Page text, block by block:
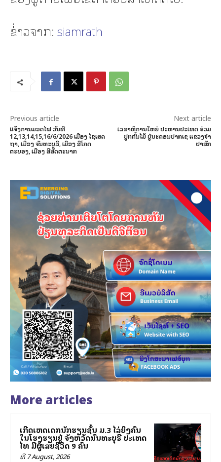
ຂ່່າວຈາກ: siamrath
Previous article
ແຈ້ງການມອດໄຟ ວັນທີ
12,13,14,15,16/6/2026 ເມືອງ ໄຊເສດ
ຖາ, ເມືອງ ຈັນທະບູລີ, ເມືອງ ສີໂຄດ
ຕະບອງ, ເມືອງ ສີສັດຕະນາກ
Next article
ເລຂາທິການໃຫຍ່ ປະທານປະເທດ ຮ່ວມ
ປູກຕົ້ນໄມ້ ຢູ່ນະຄອນປາກເຊ ແຂວງຈໍາ
ປາສັກ
More articles
ເກີດເຫດເດັກນັກຮຽນຊັ້ນ ມ.3 ໄລ່ຍິງຄົນ
ໃນໂຮງຮຽນຢູ່ ຈັງຫວັດນົນທະບຸຣີ ປະເທດ
ໄທ ມີຜູ້ເສຍຊີວິດ 9 ຄົນ
ທີ 7 August, 2026